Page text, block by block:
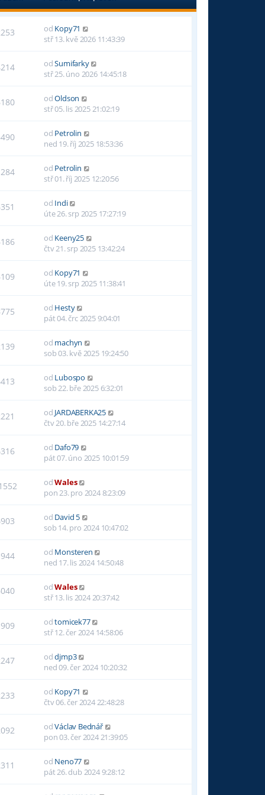
od Kopy71
stř 13. kvě 2026 11:43:39
odSumifarky
stř 25. úno 2026 14:45:18
odOldson
stř 05. lis 2025 21:02:19
od Petrolin
ned 19. říj 2025 18:53:36
od Petrolin
stř 01. říj 2025 12:20:56
od Indi
úte 26. srp 2025 17:27:19
od Keeny25
čtv 21. srp 2025 13:42:24
od Kopy71
úte 19. srp 2025 11:38:41
od Hesty
pát 04. črc 2025 9:04:01
od machyn
sob 03. kvě 2025 19:24:50
od Lubospo
sob 22. bře 2025 6:32:01
od JARDABERKA25
čtv 20. bře 2025 14:27:14
od Dafo79
pát 07. úno 2025 10:01:59
odWales
pon 23. pro 2024 8:23:09
od David 5
sob 14. pro 2024 10:47:02
od Monsteren
ned 17. lis 2024 14:50:48
odWales
stř 13. lis 2024 20:37:42
odtomicek77
stř 12. čer 2024 14:58:06
oddjmp3
ned 09. čer 2024 10:20:32
od Kopy71
čtv 06. čer 2024 22:48:28
odVáclav Bednář
pon 03. čer 2024 21:39:05
od Neno77
pát 26. dub 2024 9:28:12